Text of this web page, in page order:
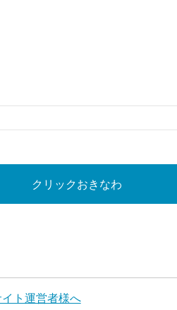
クリックおきなわ
ト運営者様へ